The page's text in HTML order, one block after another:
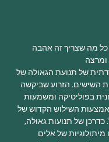
כל מה שצריך זה אהבה
ומרצה
של תנועת הגאולה של
השישים. הזרוע שביקשה
בפוליטיקה ומשמעות
השילוש הקדוש של
כדרכן של תנועות גאולה,
של אלים